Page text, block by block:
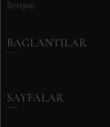
İletişim
BAĞLANTILAR
SAYFALAR